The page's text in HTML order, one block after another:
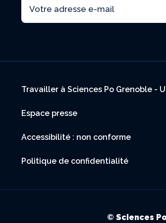
Travailler à Sciences Po Grenoble -
Espace presse
Accessibilité : non conforme
Politique de confidentialité
© Sciences